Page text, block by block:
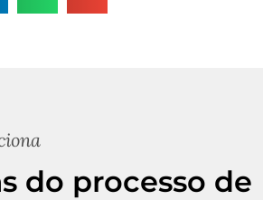
do processo